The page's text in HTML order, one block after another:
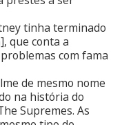
tinha terminado
que conta a
com fama
de mesmo nome
na história do
Supremes. As